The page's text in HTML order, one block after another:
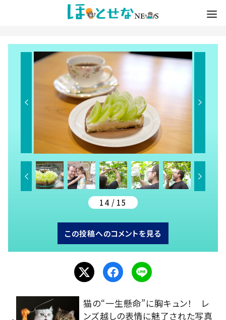
14 / 15
この投稿へのコメントを見る
猫の“一生懸命”に胸キュン！ レ
ンズ越しの表情に魅了された写真